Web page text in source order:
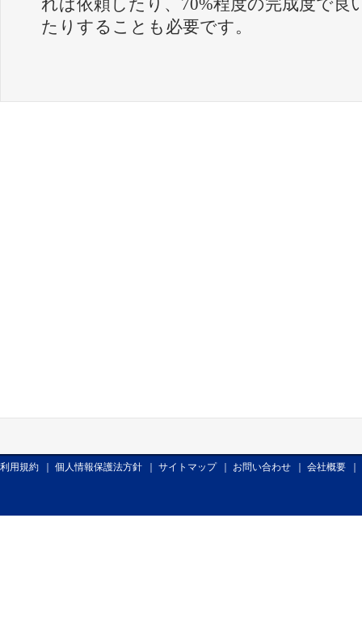
れば依頼したり、70%程度の完成度で良
たりすることも必要です。
利用規約 個人情報保護法方針 サイトマップ お問い合わせ 会社概要